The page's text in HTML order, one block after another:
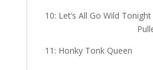
10: Let’s All Go Wild Tonight
Pullen,
11: Honky Tonk Queen